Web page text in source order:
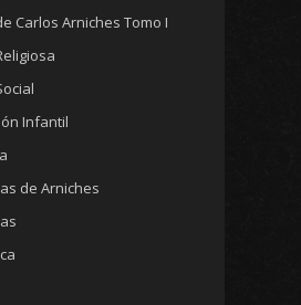
Carlos Arniches Tomo I
Infantil
de Arniches